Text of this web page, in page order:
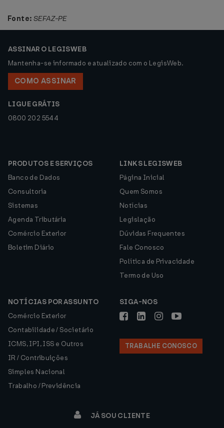
Fonte: SEFAZ-PE
ASSINAR O LEGISWEB
Mantenha-se informado e atualizado com o LegisWeb.
COMO ASSINAR
LIGUE GRÁTIS
0800 202 5544
PRODUTOS E SERVIÇOS
Banco de Dados
Consultoria
Sistemas
Agenda Tributária
Comércio Exterior
Boletim Diário
LINKS LEGISWEB
Página Inicial
Quem Somos
Notícias
Legislação
Dúvidas Frequentes
Fale Conosco
Política de Privacidade
Termo de Uso
NOTÍCIAS POR ASSUNTO
Comércio Exterior
Contabilidade / Societário
ICMS, IPI, ISS e Outros
IR / Contribuições
Simples Nacional
Trabalho / Previdência
SIGA-NOS
TRABALHE CONOSCO
JÁ SOU CLIENTE